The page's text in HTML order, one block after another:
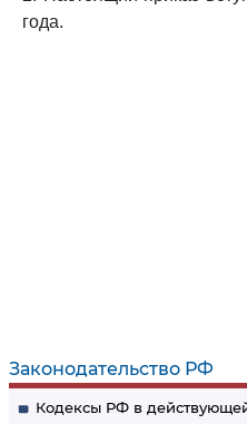
Законодательство РФ
Кодексы РФ в
года.